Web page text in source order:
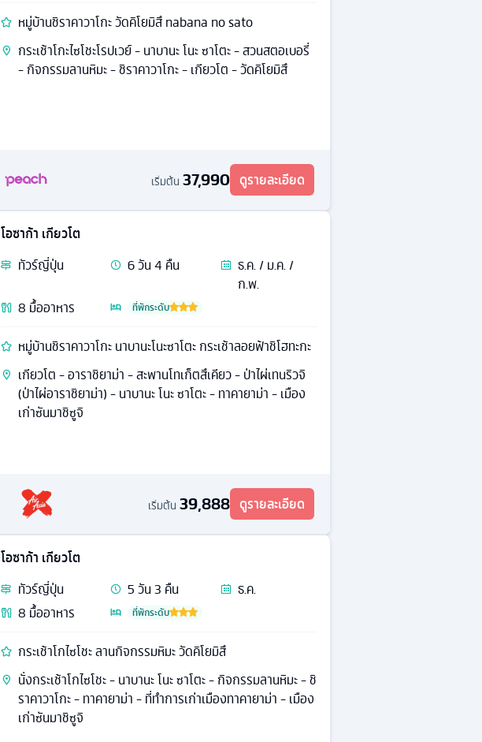
หมู่บ้านชิราคาวาโกะ วัดคิโยมิสึ nabana no sato
กระเช้าโกะไซโชะโรปเวย์ - นาบานะ โนะ ซาโตะ - สวนสตอเบอรี่
- กิจกรรมลานหิมะ - ชิราคาวาโกะ - เกียวโต - วัดคิโยมิสึ
เริ่มต้น 37,990 ดูรายละเอียด
โอซาก้า เกียวโต
ทัวร์ญี่ปุ่น 6วัน4 คืน
ธ.ค. / ม.ค. /
ก.พ.
8 มื้ออาหาร ที่พักระดับ
หมู่บ้านชิราคาวาโกะ นาบานะโนะซาโตะ กระเช้าลอยฟ้าชิโฮทะกะ
เกียวโต - อาราชิยาม่า - สะพานโทเก็ตสึเคียว - ป่าไผ่เทนริวจิ
(ป่าไผ่อาราชิยาม่า) - นาบานะ โนะ ซาโตะ - ทาคายาม่า - เมือง
เก่าซันมาชิซูจิ
เริ่มต้น 39,888 ดูรายละเอียด
โอซาก้า เกียวโต
ทัวร์ญี่ปุ่น 5วัน3 คืน
ธ.ค.
8 มื้ออาหาร ที่พักระดับ
กระเช้าโกไซโชะ ลานกิจกรรมหิมะ วัดคิโยมิสึ
นั่งกระเช้าโกไซโชะ - นาบานะ โนะ ซาโตะ - กิจกรรมลานหิมะ - ชิ
ราคาวาโกะ - ทาคายาม่า - ที่ทำการเก่าเมืองทาคายาม่า - เมือง
เก่าซันมาชิซูจิ